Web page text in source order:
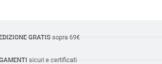
GRATISsopra 69€
sicuri e certificati